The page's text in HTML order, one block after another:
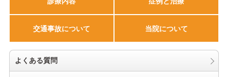
交通事故について 当院について
よくある質問